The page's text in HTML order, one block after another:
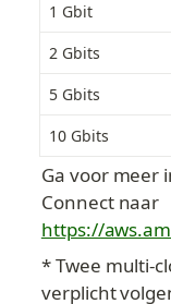
1 Gbit
2 Gbits
5 Gbits
10 Gbits
Ga voor meer
Connect naar
https://
* Twee multi-
verplicht